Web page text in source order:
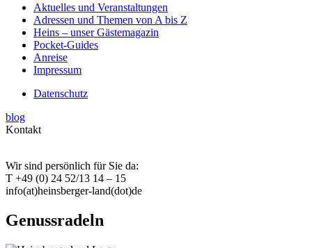
Aktuelles und Veranstaltungen
Adressen und Themen von A bis Z
Heins – unser Gästemagazin
Pocket-Guides
Anreise
Impressum
Datenschutz
blog
Kontakt
Wir sind persönlich für Sie da:
T +49 (0) 24 52/13 14 – 15
info(at)heinsberger-land(dot)de
Genussradeln